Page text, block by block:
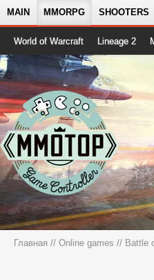
MAIN MMORPG SHOOTERS
World of Warcraft Lineage 2
Главная // Online games // Battle